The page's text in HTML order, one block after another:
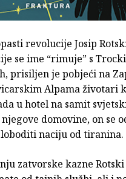
revolucije Josip
se ime “rimuje” s
prisiljen je pobjeći na
Alpama životari
u hotel na samit
domovine, on se
naciju od tiranina.
zatvorske kazne